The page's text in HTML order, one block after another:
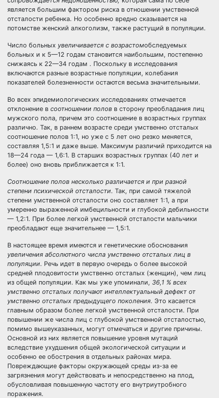
является большим фактором риска в отношении умственной
отсталости ребенка. Но особенно вредно сказывается на
потомстве женский алкоголизм, также растущий в популяции.
Число больных увеличивается с возрастомобследуемых
больных и к 5—12 годам становится наибольшим, постепенно
снижаясь к 22—34 годам . Поскольку в исследования
включаются разные возрастные популяции, колебания
показателей болезненности остаются весьма значительными.
Во всех эпидемиологических исследованиях отмечается
отклонение в соотношении полов в сторону преобладания лиц
мужского пола, причем это соотношение в возрастных группах
различно. Так, в раннем возрасте среди умственно отсталых
соотношение полов 1:1, но уже с 5 лет оно резко меняется,
составляя 1,5:1 и даже выше. Максимум различий приходится на
18—24 года — 1,6:1. В старших возрастных группах (40 лет и
более) оно вновь приближается к 1:1.
Соотношение полов несколько различается и при разной
степени психической отсталости. Так, при самой тяжелой
степени умственной отсталости оно составляет 1:1, а при
умеренно выраженной имбецильности и глубокой дебильности
— 1,2:1. При более легкой умственной отсталости мальчики
преобладают еще значительнее — 1,5:1.
В настоящее время имеются и генетические обоснования
увеличения абсолютного числа умственно отсталых лиц в
популяции. Речь идет в первую очередь о более высокой
средней плодовитости умственно отсталых (женщин), чем лиц
из общей популяции. Как мы уже упоминали, 36,1 % всех
умственно отсталых получают интеллектуальный дефект от
умственно отсталых предыдущего поколения. Это касается
главным образом более легкой умственной отсталости. При
повышении же числа лиц с глубокой умственной отсталостью,
помимо вышеуказанных, могут отмечаться и другие причины.
Основной из них является повышение уровня мутаций
вследствие ухудшения общей экологической ситуации и
особенно ее обострения в отдельных районах мира.
Повреждающие факторы окружающей среды из-за ее
загрязнения могут действовать и непосредственно на плод,
обусловливая повышенную частоту его внутриутробного
поражения.